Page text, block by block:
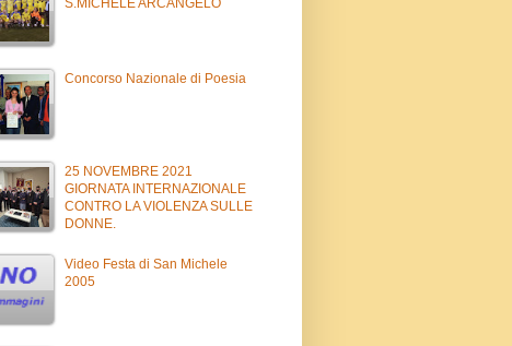
Concorso Nazionale di Poesia
25 NOVEMBRE 2021
GIORNATA INTERNAZIONALE
CONTRO LA VIOLENZA SULLE
DONNE.
Video Festa di San Michele
2005